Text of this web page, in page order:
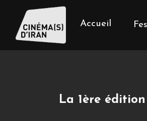
Accueil
La 1ère